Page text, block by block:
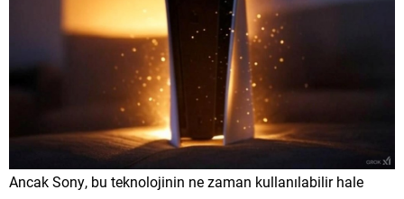
Ancak Sony, bu teknolojinin ne zaman kullanılabilir hale